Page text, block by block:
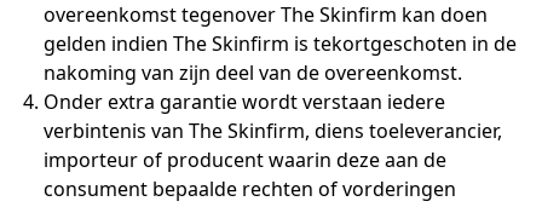
overeenkomst tegenover The Skinfirm kan doen
gelden indien The Skinfirm is tekortgeschoten in de
nakoming van zijn deel van de overeenkomst.
Onder extra garantie wordt verstaan iedere
verbintenis van The Skinfirm, diens toeleverancier,
importeur of producent waarin deze aan de
consument bepaalde rechten of vorderingen